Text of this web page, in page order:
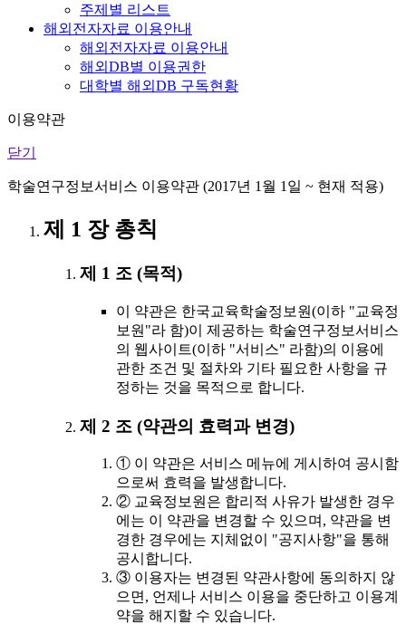
주제별 리스트
해외전자자료 이용안내
해외전자자료 이용안내
해외DB별 이용권한
대학별 해외DB 구독현황
이용약관
닫기
학술연구정보서비스 이용약관 (2017년 1월 1일 ~ 현재 적용)
제 1 장 총칙
제 1 조 (목적)
이 약관은 한국교육학술정보원(이하 "교육정
보원"라 함)이 제공하는 학술연구정보서비스
의 웹사이트(이하 "서비스" 라함)의 이용에
관한 조건 및 절차와 기타 필요한 사항을 규
정하는 것을 목적으로 합니다.
제 2 조 (약관의 효력과 변경)
① 이 약관은 서비스 메뉴에 게시하여 공시함
으로써 효력을 발생합니다.
② 교육정보원은 합리적 사유가 발생한 경우
에는 이 약관을 변경할 수 있으며, 약관을 변
경한 경우에는 지체없이 "공지사항"을 통해
공시합니다.
③ 이용자는 변경된 약관사항에 동의하지 않
으면, 언제나 서비스 이용을 중단하고 이용계
약을 해지할 수 있습니다.